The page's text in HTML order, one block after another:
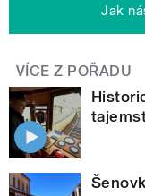
Jak
VÍCE Z POŘADU